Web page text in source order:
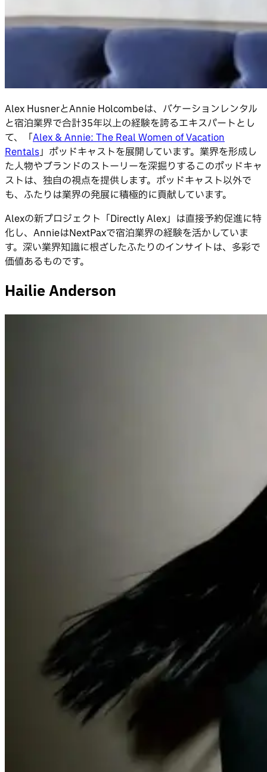
Alex HusnerとAnnie Holcombeは、バケーションレンタル
と宿泊業界で合計35年以上の経験を誇るエキスパートとし
て、「Alex & Annie: The Real Women of Vacation
Rentals」ポッドキャストを展開しています。業界を形成し
た人物やブランドのストーリーを深掘りするこのポッドキャ
ストは、独自の視点を提供します。ポッドキャスト以外で
も、ふたりは業界の発展に積極的に貢献しています。
Alexの新プロジェクト「Directly Alex」は直接予約促進に特
化し、AnnieはNextPaxで宿泊業界の経験を活かしていま
す。深い業界知識に根ざしたふたりのインサイトは、多彩で
価値あるものです。
Hailie Anderson